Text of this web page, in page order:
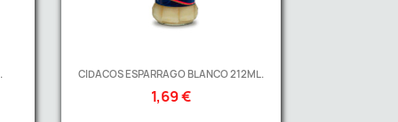
CIDACOS ESPARRAGO BLANCO 212ML.
1,69 €